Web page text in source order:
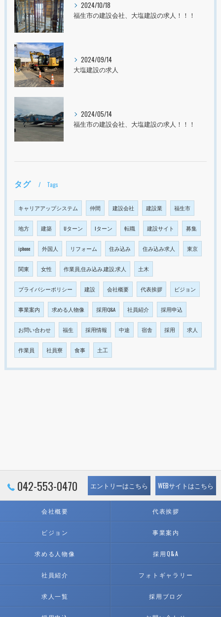
2024/10/18
福生市の建設会社、大塩建設の求人！！！
2024/09/14
大塩建設の求人
2024/05/14
福生市の建設会社、大塩建設の求人！！！
タグ Tags
キャリアアップシステム 仲間 建設会社 建設業 福生市
地方 建築 Uターン Iターン 転職 建設サイト 募集
iphone 外国人 リフォーム 住み込み 住み込み求人 東京
関東 女性 作業員,住み込み,建設,求人 土木
プライバシーポリシー 建設 会社概要 代表挨拶 ビジョン
事業案内 求める人物像 採用Q&A 社員紹介 採用申込
お問い合わせ 福生 採用情報 中途 宿舎 採用 求人
作業員 社員寮 食事 土工
042-553-0470 エントリーはこちら WEBサイトはこちら
会社概要 代表挨拶
ビジョン 事業案内
求める人物像 採用Q&A
社員紹介 フォトギャラリー
求人一覧 採用ブログ